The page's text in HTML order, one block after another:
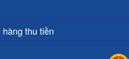
thu tiền